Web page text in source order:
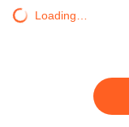
Loading…